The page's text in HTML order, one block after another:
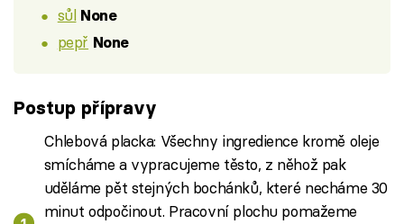
sůl None
pepř None
Postup přípravy
Chlebová placka: Všechny ingredience kromě oleje
smícháme a vypracujeme těsto, z něhož pak
uděláme pět stejných bochánků, které necháme 30
minut odpočinout. Pracovní plochu pomažeme